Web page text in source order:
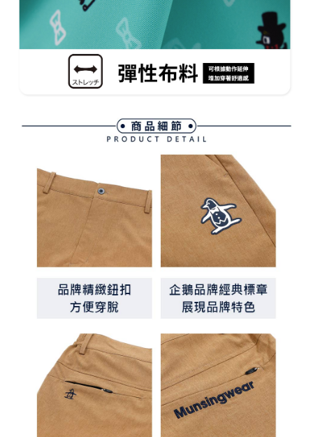
※ 交易是否成功請以「AFTEE先享後付 」之結帳頁面顯示為準，若有關於
是否繳費成功／繳費後需取消欲退款等相關疑問，請聯繫「AFTEE先享後付
客戶支援中心」
https://netprotections.freshdesk.com/support/home
１．透過由恩沛科技股份有限公司提供之「AFTEE先享後付」服務完成之交
易，需依本服務之必要範圍內提供個人資料，並將交易相關給付款項請求債
https://aftee.tw/terms/#terms3
３．未成年的使用者請事先徵得法定代理人或監護人之同意方可使用
４．使用「AFTEE先享後付」時，將依據個別帳號之用戶狀況，依本公司即
時審查核予不同之上限額度；若仍有額度不足之情形，本公司將視審查結果
請求用戶進行身份認證。
５．嚴禁一人註冊多個帳號或使用他人資訊註冊。若發現惡意使用之情形，
恩沛科技股份有限公司將有權停止該用戶之使用額度並採取法律行動。
付款後萊爾富取貨
免運費
7-11取貨付款
離島宅配
免運費